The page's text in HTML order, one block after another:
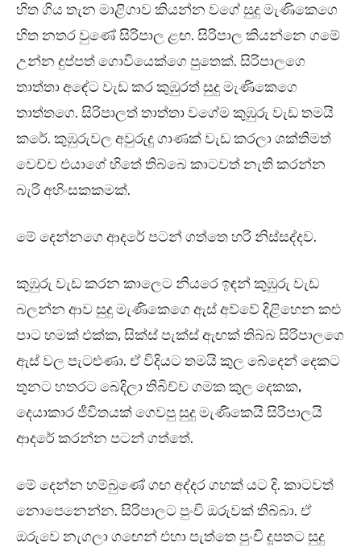
හිත ගිය තැන මාළිගාව කියන්න වගේ සුදු මැණිකෙගෙ
හිත නතර වුණේ සිරිපාල ළඟ. සිරිපාල කියන්නෙ ගමේ
උන්න දුප්පත් ගොවියෙක්ගෙ පුතෙක්. සිරිපාලගෙ
තාත්තා අඳේට වැඩ කර කුඹුරත් සුදු මැණිකෙගෙ
තාත්තගෙ. සිරිපාලත් තාත්තා වගේම කුඹුරු වැඩ තමයි
කරේ. කුඹුරුවල අවුරුදු ගාණක් වැඩ කරලා ශක්තිමත්
වෙච්ච එයාගේ හිතේ තිබ්බෙ කාටවත් නැති කරන්න
බැරි අහිංසකකමක්.
මේ දෙන්නගෙ ආදරේ පටන් ගත්තෙ හරි නිස්සද්දව.
කුඹුරු වැඩ කරන කාලෙට නියරෙ ඉඳන් කුඹුරු වැඩ
බලන්න ආව සුදු මැණිකෙගෙ ඇස් අව්වේ දිළිහෙන කළු
පාට හමක් එක්ක, සික්ස් පැක්ස් ඇඟක් තිබ්බ සිරිපාලගෙ
ඇස් වල පැටළුණා. ඒ විදියට තමයි කුල බේදෙන් දෙකට
තුනට හතරට බෙදිලා තිබිච්ච ගමක කුල දෙකක,
දෙයාකාර ජීවිතයක් ගෙවපු සුදු මැණිකෙයි සිරිපාලයි
ආදරේ කරන්න පටන් ගත්තේ.
මේ දෙන්න හම්බුණේ ගඟ අද්දර ගහක් යට දි. කාටවත්
නොපෙනෙන්න. සිරිපාලට පුංචි ඔරුවක් තිබ්බා. ඒ
ඔරුවෙ නැගලා ගඟෙන් එහා පැත්තෙ පුංචි දූපතට සුදු